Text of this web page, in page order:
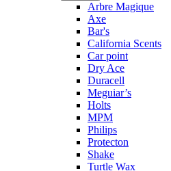
Arbre Magique
Axe
Bar's
California Scents
Car point
Dry Ace
Duracell
Meguiar’s
Holts
MPM
Philips
Protecton
Shake
Turtle Wax